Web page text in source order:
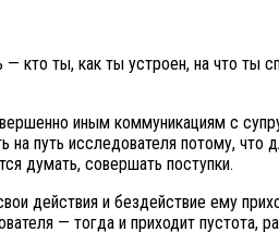
ты, как ты устроен, на что ты
иным коммуникациям с
путь исследователя потому,
думать, совершать поступки.
действия и бездействие ему
— тогда и приходит пустота,